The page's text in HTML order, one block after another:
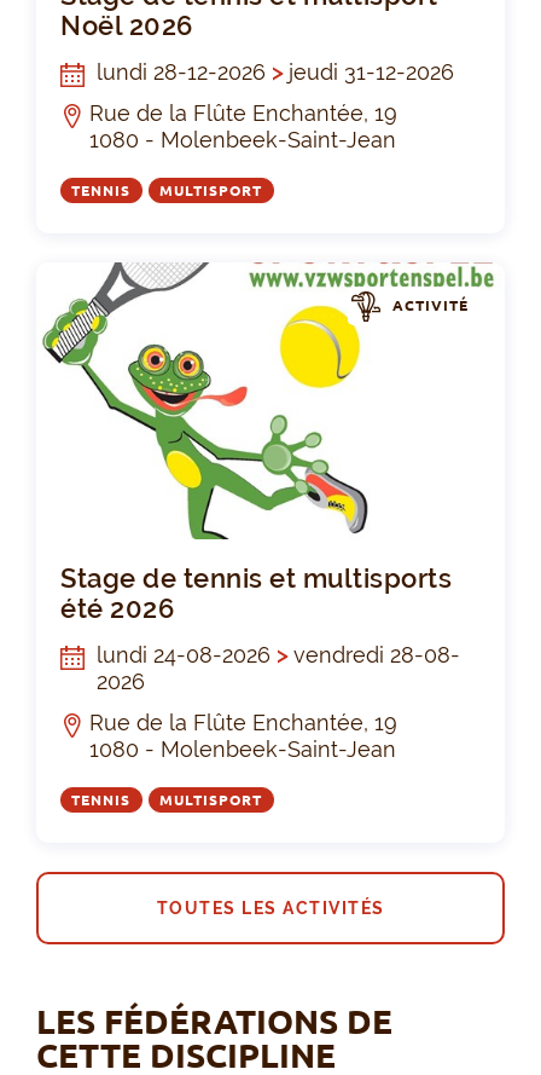
Noël 2026
lundi 28-12-2026 >jeudi 31-12-2026
Rue de la Flûte Enchantée, 19
1080 - Molenbeek-Saint-Jean
TENNIS MULTISPORT
ACTIVITÉ
Stage de tennis et multisports
été 2026
lundi 24-08-2026 >vendredi 28-08-
2026
Rue de la Flûte Enchantée, 19
1080 - Molenbeek-Saint-Jean
TENNIS MULTISPORT
TOUTES LES ACTIVITÉS
LES FÉDÉRATIONS DE
CETTE DISCIPLINE